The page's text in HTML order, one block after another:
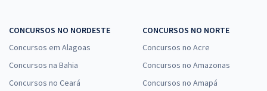
CONCURSOS NO NORDESTE
Concursos em Alagoas
Concursos na Bahia
Concursos no Ceará
CONCURSOS NO NORTE
Concursos no Acre
Concursos no Amazonas
Concursos no Amapá